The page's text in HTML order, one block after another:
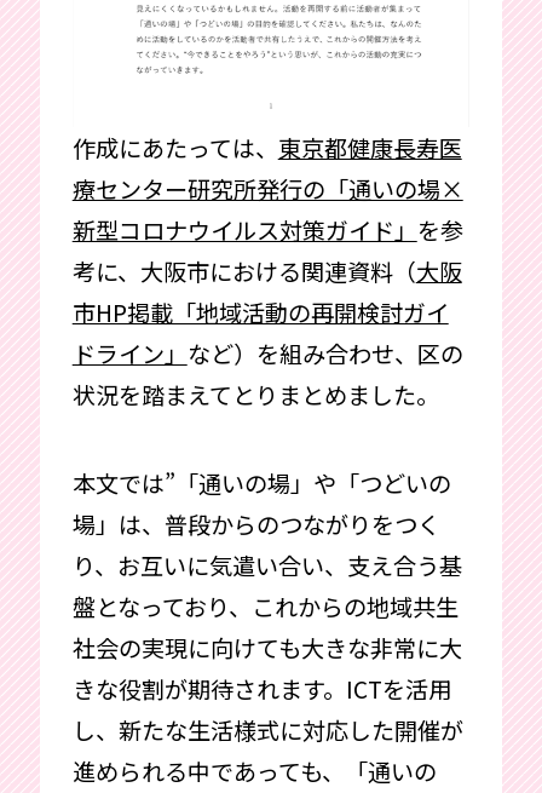
作成にあたっては、 東京都健康長寿医
療センター研究所発行の「通いの場×
新型コロナウイルス対策ガイド」 を参
考に、大阪市における関連資料（大阪
市HP掲載「地域活動の再開検討ガイ
ドライン」 など）を組み合わせ、区の
状況を踏まえてとりまとめました。
本文では”「通いの場」や「つどいの
場」は、普段からのつながりをつく
り、お互いに気遣い合い、支え合う基
盤となっており、これからの地域共生
社会の実現に向けても大きな非常に大
きな役割が期待されます。ICTを活用
し、新たな生活様式に対応した開催が
進められる中であっても、「通いの